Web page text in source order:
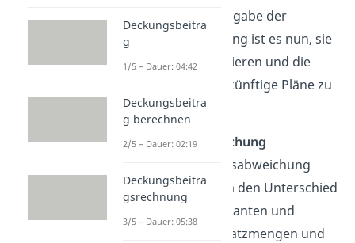
entstehen. Die Aufgabe der
Plankostenrechnung ist es nun, sie
genauer zu analysieren und die
Ergebnisse für zukünftige Pläne zu
verwenden.
Verbrauchsabweichung
Bei der Verbrauchsabweichung
handelt es sich um den Unterschied
zwischen den geplanten und
tatsächlichen Einsatzmengen und
Deckungsbeitra
g
1/5 – Dauer: 04:42
Deckungsbeitra
g berechnen
2/5 – Dauer: 02:19
Deckungsbeitra
gsrechnung
3/5 – Dauer: 05:38